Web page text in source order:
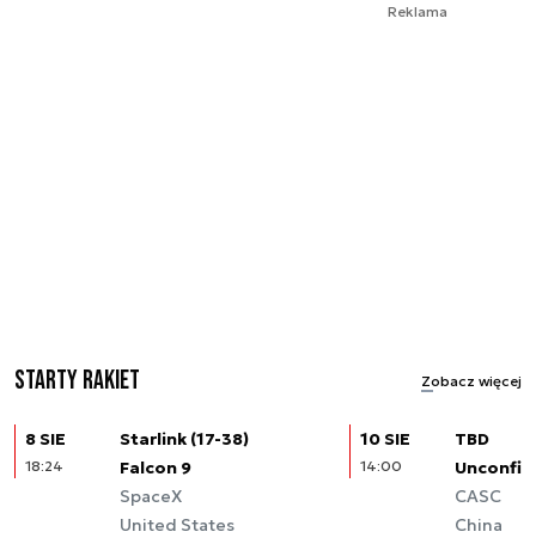
Reklama
Starty rakiet Zobacz więcej
8 SIE
18:24
Starlink (17-38)
Falcon 9
SpaceX
United States
10 SIE
14:00
TBD
CASC
China